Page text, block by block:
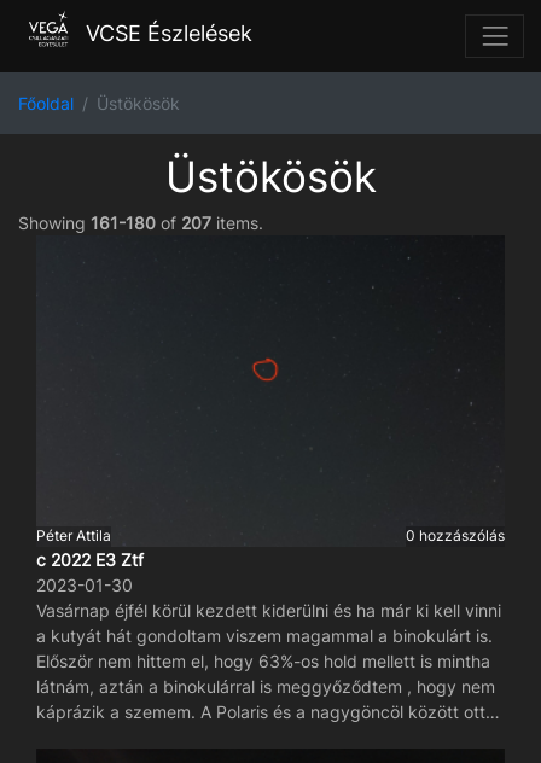
VCSE Észlelések
Főoldal Üstökösök
Üstökösök
Showing 161-180 of 207 items.
Péter Attila 0 hozzászólás
c 2022 E3 Ztf
2023-01-30
Vasárnap éjfél körül kezdett kiderülni és ha már ki kell vinni
a kutyát hát gondoltam viszem magammal a binokulárt is.
Először nem hittem el, hogy 63%-os hold mellett is mintha
látnám, aztán a binokulárral is meggyőződtem , hogy nem
káprázik a szemem. A Polaris és a nagygöncöl között ott